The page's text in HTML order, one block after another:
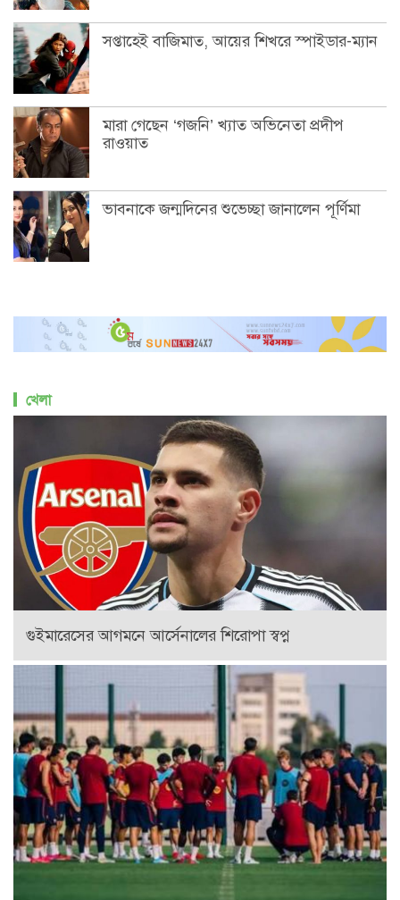
সপ্তাহেই বাজিমাত, আয়ের শিখরে স্পাইডার-ম্যান
মারা গেছেন ‘গজনি’ খ্যাত অভিনেতা প্রদীপ
রাওয়াত
ভাবনাকে জন্মদিনের শুভেচ্ছা জানালেন পূর্ণিমা
খেলা
গুইমারেসের আগমনে আর্সেনালের শিরোপা স্বপ্ন